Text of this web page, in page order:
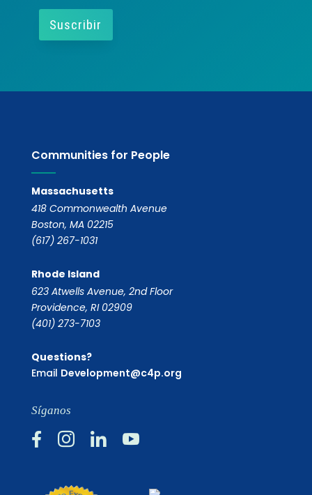
Communities for People
Massachusetts
418 Commonwealth Avenue
Boston, MA 02215
(617) 267-1031
Rhode Island
623 Atwells Avenue, 2nd Floor
Providence, RI 02909
(401) 273-7103
Questions?
Email Development@c4p.org
Síganos
   